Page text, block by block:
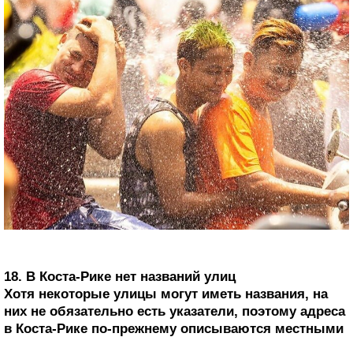
18. В Коста-Рике нет названий улиц
Хотя некоторые улицы могут иметь названия, на
них не обязательно есть указатели, поэтому адреса
в Коста-Рике по-прежнему описываются местными